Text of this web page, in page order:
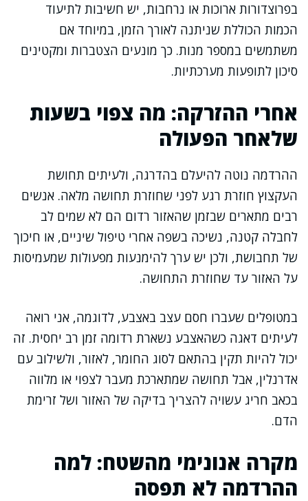
בפרוצדורות ארוכות או נרחבות, יש חשיבות לתיעוד
הכמות הכוללת שניתנה לאורך הזמן, במיוחד אם
משתמשים במספר מנות. כך מונעים הצטברות ומקטינים
סיכון לתופעות מערכתיות.
אחרי ההזרקה: מה צפוי בשעות
שלאחר הפעולה
ההרדמה נוטה להיעלם בהדרגה, ולעיתים תחושת
העקצוץ חוזרת רגע לפני שחוזרת תחושה מלאה. אנשים
רבים מתארים שבזמן שהאזור רדום הם לא שמים לב
לחבלה קטנה, נשיכה בשפה אחרי טיפול שיניים, או חיכוך
של תחבושת, ולכן יש ערך להימנעות מפעולות שמעמיסות
על האזור עד שחוזרת התחושה.
במטופלים שעברו חסם עצב באצבע, לדוגמה, אני רואה
לעיתים דאגה כשהאצבע נשארת רדומה זמן רב יחסית. זה
יכול להיות תקין בהתאם לסוג החומר, לאזור, ולשילוב עם
אדרנלין, אבל תחושה שמתארכת מעבר לצפוי או מלווה
בכאב חריג עשויה להצריך בדיקה של האזור ושל זרימת
הדם.
מקרה אנונימי מהשטח: למה
ההרדמה לא תפסה